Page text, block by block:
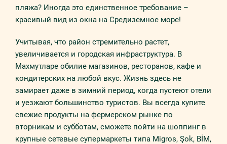
пляжа? Иногда это единственное требование –
красивый вид из окна на Средиземное море!
Учитывая, что район стремительно растет,
увеличивается и городская инфраструктура. В
Махмутларе обилие магазинов, ресторанов, кафе и
кондитерских на любой вкус. Жизнь здесь не
замирает даже в зимний период, когда пустеют отели
и уезжают большинство туристов. Вы всегда купите
свежие продукты на фермерском рынке по
вторникам и субботам, сможете пойти на шоппинг в
крупные сетевые супермаркеты типа Migros, Şok, BİM,